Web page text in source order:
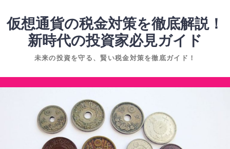
ン
へ
ス
仮想通貨の税金対策を徹底解説！
新時代の投資家必見ガイド
未来の投資を守る、賢い税金対策を徹底ガイド！
コ